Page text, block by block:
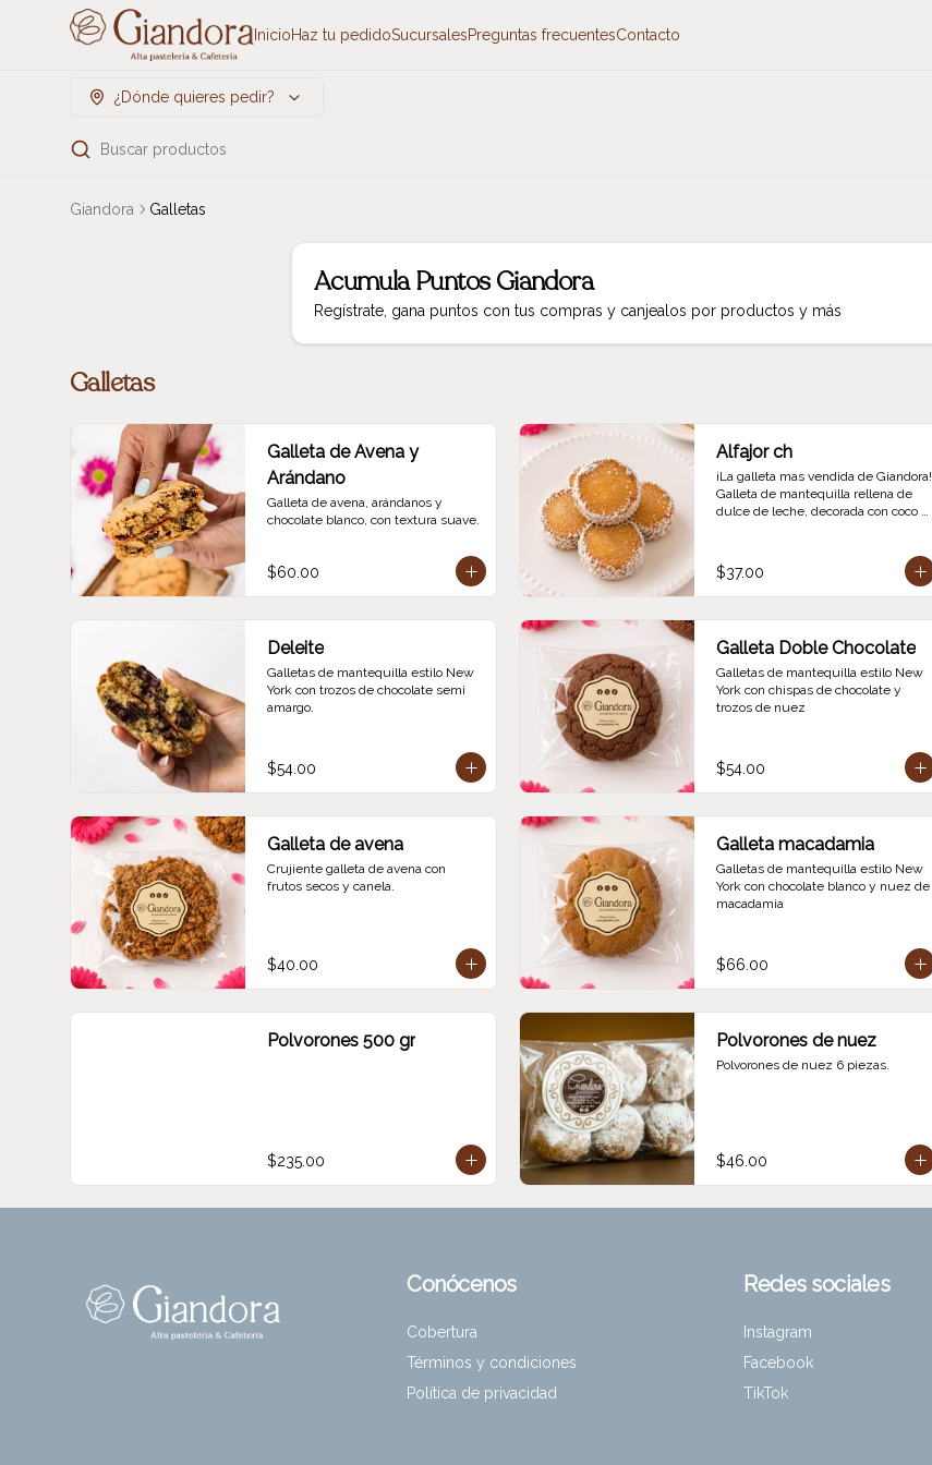
InicioHaz tu pedidoSucursalesPreguntas frecuentesContacto
¿Dónde quieres pedir?
Buscar productos
Giandora Galletas
AcumulaPuntos Giandora
Regístrate, gana puntos con tus compras y canjealos por productos y más
Galletas
Galleta de Avena y
Arándano
Galleta de avena, arándanos y
chocolate blanco, con textura suave.
$60.00
Alfajor ch
¡La galleta mas vendida de Giandora!
Galleta de mantequilla rellena de
dulce de leche, decorada con coco
$37.00
Deleite
Galletas de mantequilla estilo New
York con trozos de chocolate semi
amargo.
$54.00
Galleta Doble Chocolate
Galletas de mantequilla estilo New
York con chispas de chocolate y
trozos de nuez
$54.00
Galleta de avena
Crujiente galleta de avena con
frutos secos y canela.
$40.00
Galleta macadamia
Galletas de mantequilla estilo New
York con chocolate blanco y nuez de
macadamia
$66.00
Polvorones 500 gr
$235.00
Polvorones de nuez
Polvorones de nuez 6 piezas.
$46.00
Conócenos
Cobertura
Términos y condiciones
Política de privacidad
Redes sociales
Instagram
Facebook
TikTok